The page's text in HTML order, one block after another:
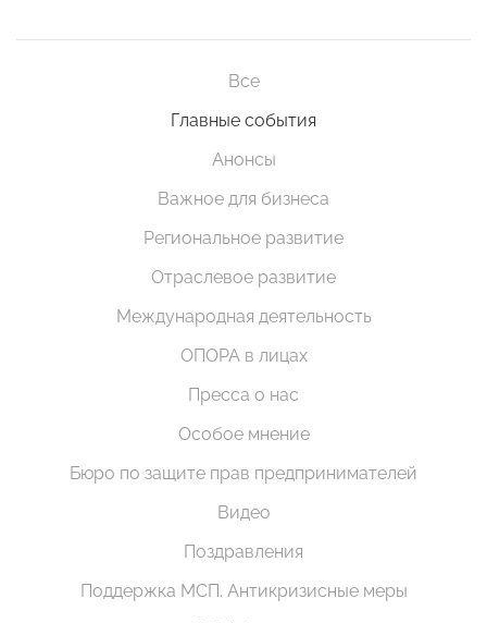
Все
Главные события
Анонсы
Важное для бизнеса
Региональное развитие
Отраслевое развитие
Международная деятельность
ОПОРА в лицах
Пресса о нас
Особое мнение
Бюро по защите прав предпринимателей
Видео
Поздравления
Поддержка МСП. Антикризисные меры